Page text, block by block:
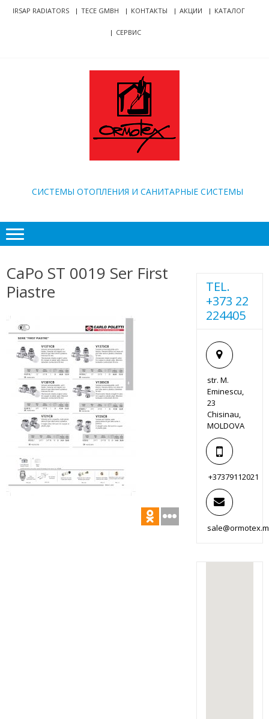
Skip
SkipIRSAP RADIATORS TECE GMBH КОНТАКТЫ АКЦИИ КАТАЛОГ
СЕРВИС
CИСТЕМЫ ОТОПЛЕНИЯ И САНИТАРНЫЕ СИСТЕМЫ
CaPo ST 0019 Ser First
Piastre
TEL.
+373 22
224405
str. M.
Eminescu,
23
Chisinau,
MOLDOVA
+37379112021